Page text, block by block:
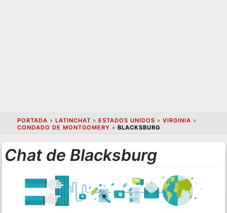
PORTADA » LATINCHAT » ESTADOS UNIDOS » VIRGINIA »
CONDADO DE MONTGOMERY » BLACKSBURG
Chat de Blacksburg